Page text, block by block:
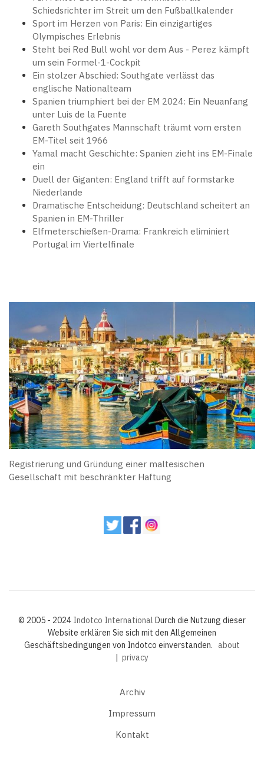
Schiedsrichter im Streit um den Fußballkalender
Sport im Herzen von Paris: Ein einzigartiges
Olympisches Erlebnis
Steht bei Red Bull wohl vor dem Aus - Perez kämpft
um sein Formel-1-Cockpit
Ein stolzer Abschied: Southgate verlässt das
englische Nationalteam
Spanien triumphiert bei der EM 2024: Ein Neuanfang
unter Luis de la Fuente
Gareth Southgates Mannschaft träumt vom ersten
EM-Titel seit 1966
Yamal macht Geschichte: Spanien zieht ins EM-Finale
ein
Duell der Giganten: England trifft auf formstarke
Niederlande
Dramatische Entscheidung: Deutschland scheitert an
Spanien in EM-Thriller
Elfmeterschießen-Drama: Frankreich eliminiert
Portugal im Viertelfinale
Registrierung und Gründung einer maltesischen
Gesellschaft mit beschränkter Haftung
© 2005 - 2024 Indotco International Durch die Nutzung dieser
Website erklären Sie sich mit den Allgemeinen
Geschäftsbedingungen von Indotco einverstanden. about
privacy
Archiv
Impressum
Kontakt